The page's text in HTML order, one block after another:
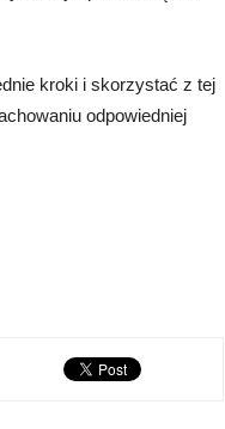
kroki i skorzystać z tej
odpowiedniej